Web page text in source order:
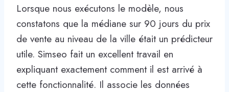
Lorsque nous exécutons le modèle, nous
constatons que la médiane sur 90 jours du prix
de vente au niveau de la ville était un prédicteur
utile. Simseo fait un excellent travail en
expliquant exactement comment il est arrivé à
cette fonctionnalité. Il associe les données